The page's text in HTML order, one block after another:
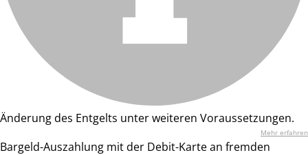
Änderung des Entgelts unter weiteren Voraussetzungen.
Mehr erfahren
Bargeld-Auszahlung mit der Debit-Karte an fremden